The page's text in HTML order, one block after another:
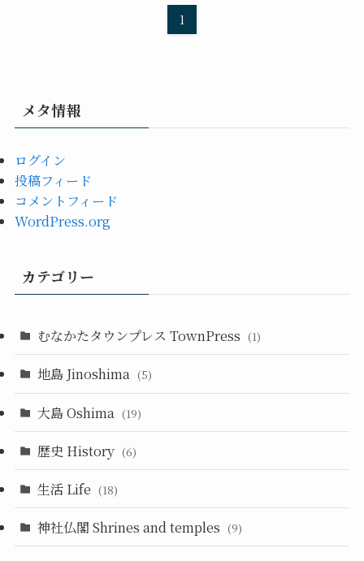
1
メタ情報
ログイン
投稿フィード
コメントフィード
WordPress.org
カテゴリー
むなかたタウンプレス TownPress (1)
地島 Jinoshima (5)
大島 Oshima (19)
歴史 History (6)
生活 Life (18)
神社仏閣 Shrines and temples (9)